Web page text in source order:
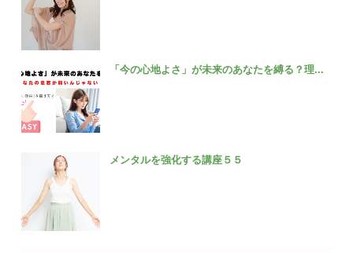
「今の心地よさ」が未来のあなたを縛る？理...
メンタルを強化する講座５５